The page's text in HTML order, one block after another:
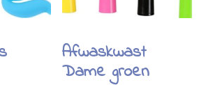
Afwaskwast
Dame groen